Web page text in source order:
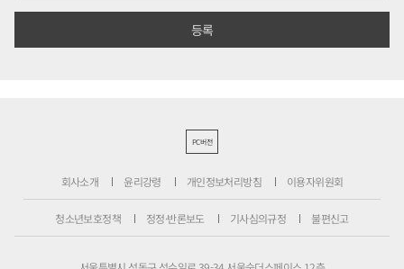
PC버전
회사소개 윤리강령 개인정보처리방침 이용자위원회
청소년보호정책 정정·반론보도 기사심의규정 불편신고